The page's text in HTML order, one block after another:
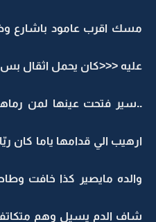
مسك اقرب عامود باشارع
عليه <<<كان يحمل اثقال
..سير فتحت عينها لمن
ارهيب الي قدامها ياما كان
والده مايصير كذا خافت
شاف الدم يسيل وهم